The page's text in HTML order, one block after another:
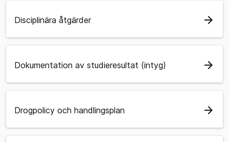
Disciplinära åtgärder arrow_forward
Dokumentation av studieresultat (intyg) arrow_forward
Drogpolicy och handlingsplan arrow_forward